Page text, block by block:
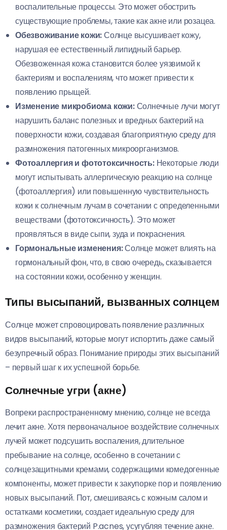
воспалительные процессы. Это может обострить
существующие проблемы, такие как акне или розацеа.
Обезвоживание кожи:Солнце высушивает кожу,
нарушая ее естественный липидный барьер.
Обезвоженная кожа становится более уязвимой к
бактериям и воспалениям, что может привести к
появлению прыщей.
Изменение микробиома кожи:Солнечные лучи могут
нарушить баланс полезных и вредных бактерий на
поверхности кожи, создавая благоприятную среду для
размножения патогенных микроорганизмов.
Фотоаллергия и фототоксичность:Некоторые люди
могут испытывать аллергическую реакцию на солнце
(фотоаллергия) или повышенную чувствительность
кожи к солнечным лучам в сочетании с определенными
веществами (фототоксичность). Это может
проявляться в виде сыпи, зуда и покраснения.
Гормональные изменения:Солнце может влиять на
гормональный фон, что, в свою очередь, сказывается
на состоянии кожи, особенно у женщин.
Типы высыпаний, вызванных солнцем
Солнце может спровоцировать появление различных
видов высыпаний, которые могут испортить даже самый
безупречный образ. Понимание природы этих высыпаний
– первый шаг к их успешной борьбе.
Солнечные угри (акне)
Вопреки распространенному мнению, солнце не всегда
лечит акне. Хотя первоначальное воздействие солнечных
лучей может подсушить воспаления, длительное
пребывание на солнце, особенно в сочетании с
солнцезащитными кремами, содержащими комедогенные
компоненты, может привести к закупорке пор и появлению
новых высыпаний. Пот, смешиваясь с кожным салом и
остатками косметики, создает идеальную среду для
размножения бактерий P.acnes, усугубляя течение акне.